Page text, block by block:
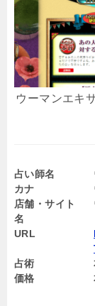
ウーマンエキ
占い師名
カナ
店舗・サイト
名
URL
占術
価格